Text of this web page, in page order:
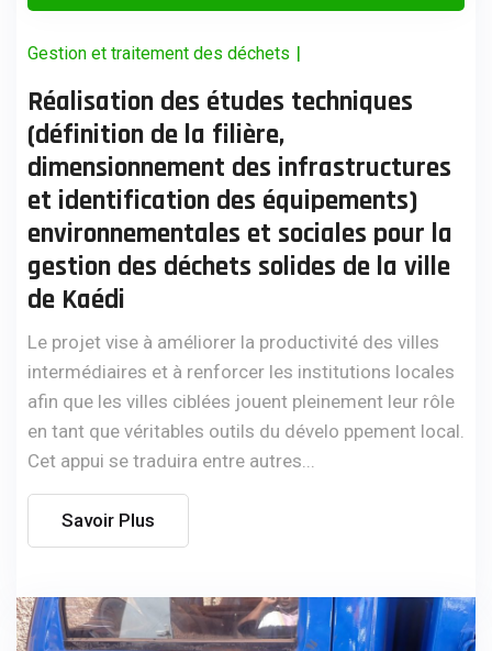
Gestion et traitement des déchets |
Réalisation des études techniques
(définition de la filière,
dimensionnement des infrastructures
et identification des équipements)
environnementales et sociales pour la
gestion des déchets solides de la ville
de Kaédi
Le projet vise à améliorer la productivité des villes
intermédiaires et à renforcer les institutions locales
afin que les villes ciblées jouent pleinement leur rôle
en tant que véritables outils du dévelo ppement local.
Cet appui se traduira entre autres...
Savoir Plus